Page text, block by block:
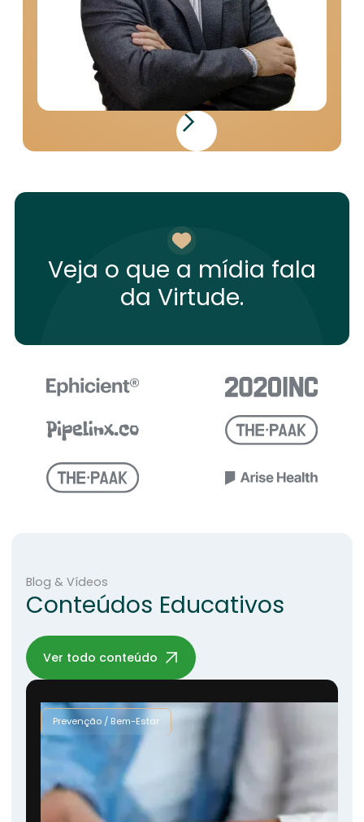
Frederico Macedo
Veja o que a mídia fala
da Virtude.
Blog & Vídeos
Conteúdos Educativos
Ver todo conteúdo
Prevenção / Bem-Estar